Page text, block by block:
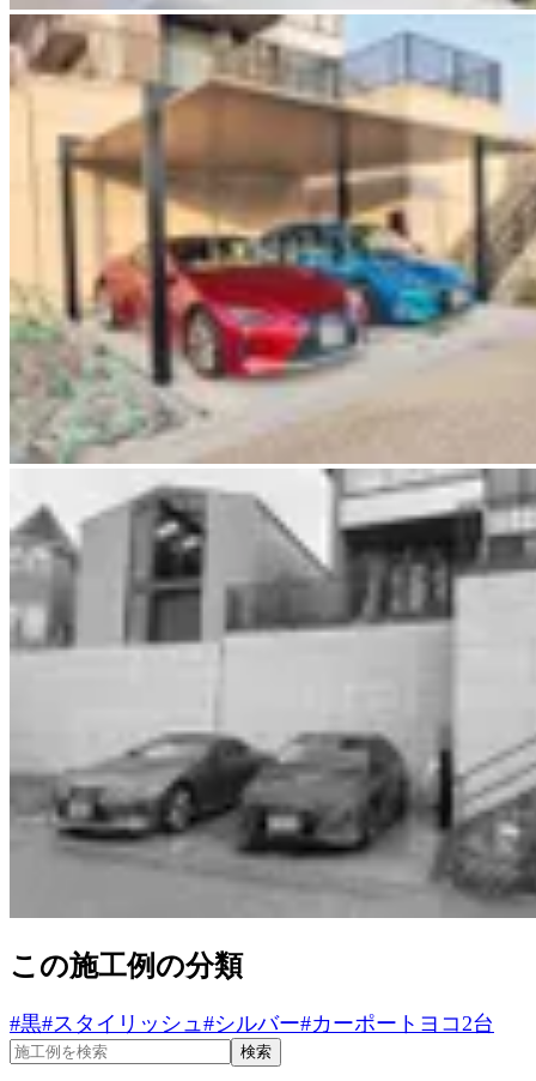
この施工例の分類
#黒#スタイリッシュ #シルバー#カーポートヨコ2台
検索